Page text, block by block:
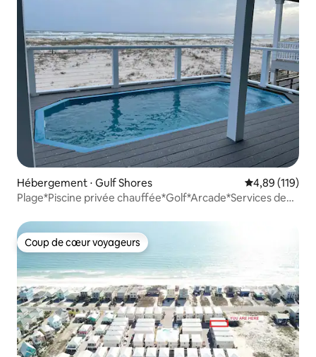
Hébergement ⋅ Gulf Shores Évaluation
4,89 (119)
Plage*Piscine privée chauffée*Golf*Arcade*Services de
Coup de cœur voyageurs
Coup de cœur voyageurs